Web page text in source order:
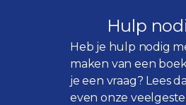
Hulp
Heb je hulp nodig
maken van een
je een vraag? Lees
even onze